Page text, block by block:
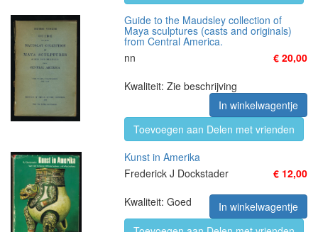
Guide to the Maudsley collection of
Maya sculptures (casts and originals)
from Central America.
nn
€ 20,00
Kwaliteit: Zie beschrijving
In winkelwagentje
Toevoegen aan Delen met vrienden
Kunst in Amerika
Frederick J Dockstader
€ 12,00
Kwaliteit: Goed
In winkelwagentje